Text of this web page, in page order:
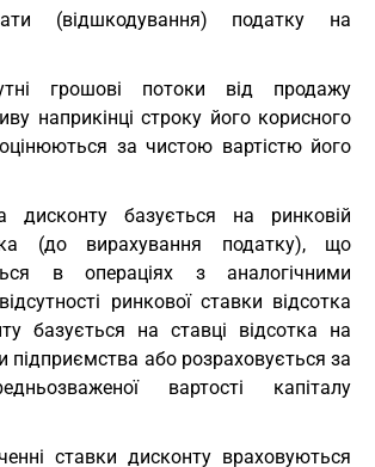
(відшкодування) податку на
грошові потоки від продажу
наприкінці строку його корисного
за чистою вартістю його
дисконту базується на ринковій
(до вирахування податку), що
в операціях з аналогічними
ринкової ставки відсотка
базується на ставці відсотка на
підприємства або розраховується за
вартості капіталу
ставки дисконту враховуються